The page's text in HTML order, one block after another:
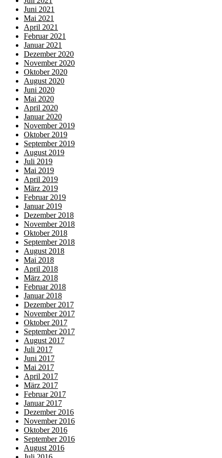
Juni 2021
Mai 2021
April 2021
Februar 2021
Januar 2021
Dezember 2020
November 2020
Oktober 2020
August 2020
Juni 2020
Mai 2020
April 2020
Januar 2020
November 2019
Oktober 2019
September 2019
August 2019
Juli 2019
Mai 2019
April 2019
März 2019
Februar 2019
Januar 2019
Dezember 2018
November 2018
Oktober 2018
September 2018
August 2018
Mai 2018
April 2018
März 2018
Februar 2018
Januar 2018
Dezember 2017
November 2017
Oktober 2017
September 2017
August 2017
Juli 2017
Juni 2017
Mai 2017
April 2017
März 2017
Februar 2017
Januar 2017
Dezember 2016
November 2016
Oktober 2016
September 2016
August 2016